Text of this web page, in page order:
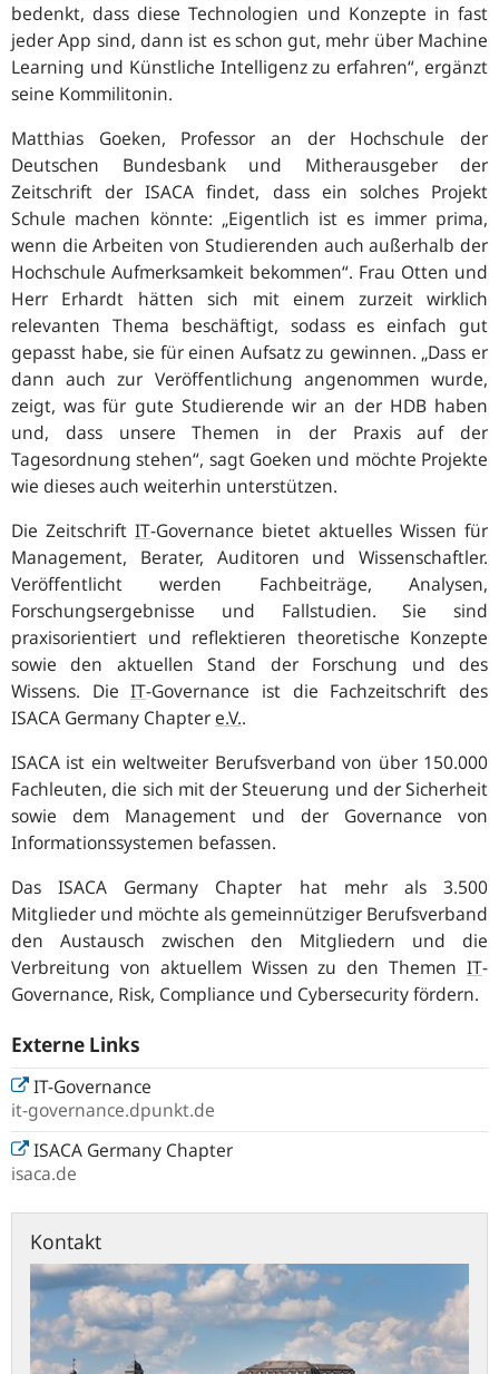
bedenkt, dass diese Technologien und Konzepte in fast
jeder App sind, dann ist es schon gut, mehr über Machine
Learning und Künstliche Intelligenz zu erfahren“, ergänzt
seine Kommilitonin.
Matthias Goeken, Professor an der Hochschule der
Deutschen Bundesbank und Mitherausgeber der
Zeitschrift der ISACA findet, dass ein solches Projekt
Schule machen könnte: „Eigentlich ist es immer prima,
wenn die Arbeiten von Studierenden auch außerhalb der
Hochschule Aufmerksamkeit bekommen“. Frau Otten und
Herr Erhardt hätten sich mit einem zurzeit wirklich
relevanten Thema beschäftigt, sodass es einfach gut
gepasst habe, sie für einen Aufsatz zu gewinnen. „Dass er
dann auch zur Veröffentlichung angenommen wurde,
zeigt, was für gute Studierende wir an der HDB haben
und, dass unsere Themen in der Praxis auf der
Tagesordnung stehen“, sagt Goeken und möchte Projekte
wie dieses auch weiterhin unterstützen.
Die Zeitschrift IT-Governance bietet aktuelles Wissen für
Management, Berater, Auditoren und Wissenschaftler.
Veröffentlicht werden Fachbeiträge, Analysen,
Forschungsergebnisse und Fallstudien. Sie sind
praxisorientiert und reflektieren theoretische Konzepte
sowie den aktuellen Stand der Forschung und des
Wissens. DieIT-Governance ist die Fachzeitschrift des
ISACA Germany Chapter e.V..
ISACA ist ein weltweiter Berufsverband von über 150.000
Fachleuten, die sich mit der Steuerung und der Sicherheit
sowie dem Management und der Governance von
Informationssystemen befassen.
Das ISACA Germany Chapter hat mehr als 3.500
Mitglieder und möchte als gemeinnütziger Berufsverband
den Austausch zwischen den Mitgliedern und die
Verbreitung von aktuellem Wissen zu den Themen IT-
Governance, Risk, Compliance und Cybersecurityfördern.
Externe Links
IT-Governance
it-governance.dpunkt.de
ISACA Germany Chapter
isaca.de
Kontakt